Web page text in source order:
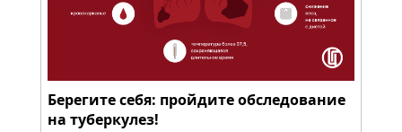
Берегите себя: пройдите обследование
на туберкулез!